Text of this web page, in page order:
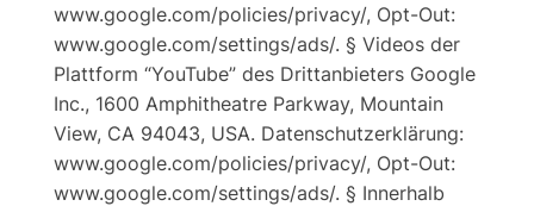
www.google.com/policies/privacy/, Opt-Out:
www.google.com/settings/ads/. § Videos der
Plattform “YouTube” des Drittanbieters Google
Inc., 1600 Amphitheatre Parkway, Mountain
View, CA 94043, USA. Datenschutzerklärung:
www.google.com/policies/privacy/, Opt-Out:
www.google.com/settings/ads/. § Innerhalb